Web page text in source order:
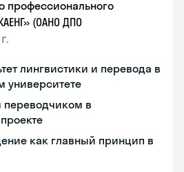
профессионального
(ОАНО ДПО
лингвистики и перевода в
университете
переводчиком в
как главный принцип в